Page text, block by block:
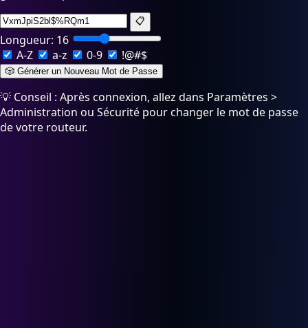
📋
Longueur: 16
A-Z
a-z 0-9 !@#$
🎲 Générer un Nouveau Mot de Passe
💡 Conseil : Après connexion, allez dans Paramètres >
Administration ou Sécurité pour changer le mot de passe
de votre routeur.